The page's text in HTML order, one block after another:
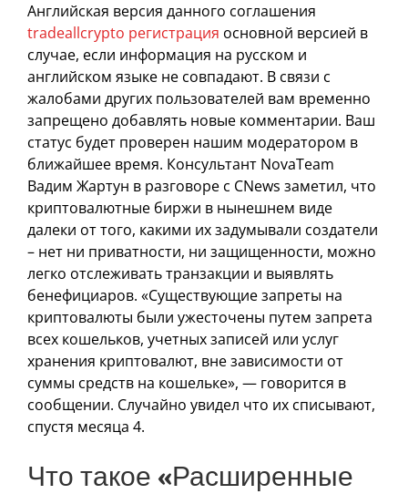
Английская версия данного соглашения
tradeallcrypto регистрация основной версией в
случае, если информация на русском и
английском языке не совпадают. В связи с
жалобами других пользователей вам временно
запрещено добавлять новые комментарии. Ваш
статус будет проверен нашим модератором в
ближайшее время. Консультант NovaTeam
Вадим Жартун в разговоре с CNews заметил, что
криптовалютные биржи в нынешнем виде
далеки от того, какими их задумывали создатели
– нет ни приватности, ни защищенности, можно
легко отслеживать транзакции и выявлять
бенефициаров. «Существующие запреты на
криптовалюты были ужесточены путем запрета
всех кошельков, учетных записей или услуг
хранения криптовалют, вне зависимости от
суммы средств на кошельке», — говорится в
сообщении. Случайно увидел что их списывают,
спустя месяца 4.
Что такое «‎Расширенные